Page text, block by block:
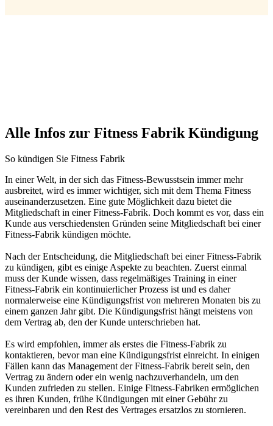
Alle Infos zur Fitness Fabrik Kündigung
So kündigen Sie Fitness Fabrik
In einer Welt, in der sich das Fitness-Bewusstsein immer mehr
ausbreitet, wird es immer wichtiger, sich mit dem Thema Fitness
auseinanderzusetzen. Eine gute Möglichkeit dazu bietet die
Mitgliedschaft in einer Fitness-Fabrik. Doch kommt es vor, dass ein
Kunde aus verschiedensten Gründen seine Mitgliedschaft bei einer
Fitness-Fabrik kündigen möchte.
Nach der Entscheidung, die Mitgliedschaft bei einer Fitness-Fabrik
zu kündigen, gibt es einige Aspekte zu beachten. Zuerst einmal
muss der Kunde wissen, dass regelmäßiges Training in einer
Fitness-Fabrik ein kontinuierlicher Prozess ist und es daher
normalerweise eine Kündigungsfrist von mehreren Monaten bis zu
einem ganzen Jahr gibt. Die Kündigungsfrist hängt meistens von
dem Vertrag ab, den der Kunde unterschrieben hat.
Es wird empfohlen, immer als erstes die Fitness-Fabrik zu
kontaktieren, bevor man eine Kündigungsfrist einreicht. In einigen
Fällen kann das Management der Fitness-Fabrik bereit sein, den
Vertrag zu ändern oder ein wenig nachzuverhandeln, um den
Kunden zufrieden zu stellen. Einige Fitness-Fabriken ermöglichen
es ihren Kunden, frühe Kündigungen mit einer Gebühr zu
vereinbaren und den Rest des Vertrages ersatzlos zu stornieren.